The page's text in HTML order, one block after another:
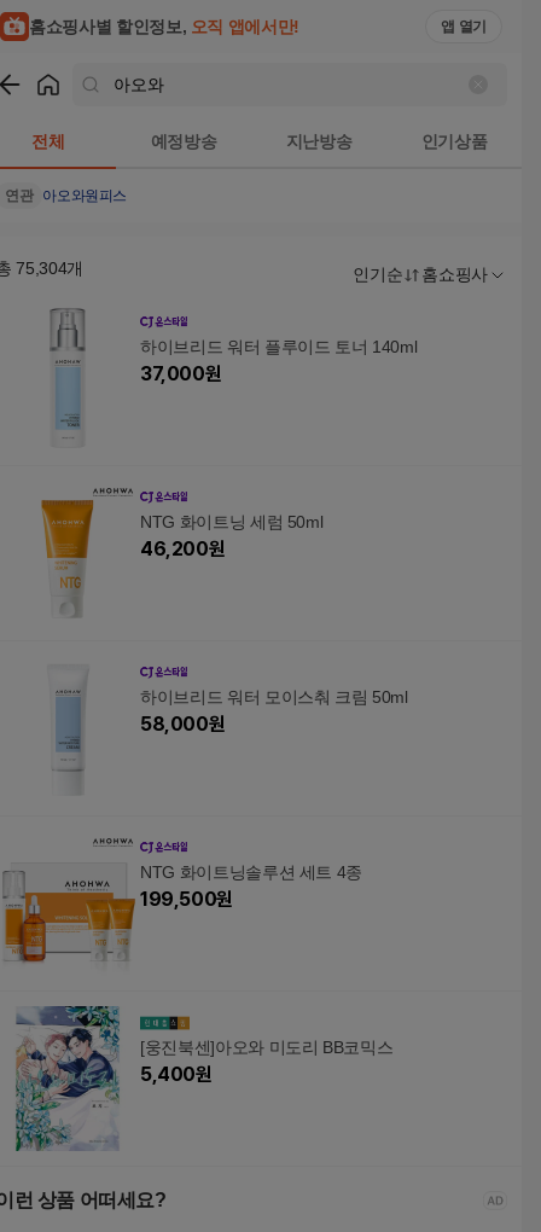
홈쇼핑사별 할인정보, 오직 앱에서만! 앱 열기
전체 예정방송 지난방송 인기상품
연관 아오와원피스
75,304개 인기순 홈쇼핑사
하이브리드 워터 플루이드 토너 140ml
37,000원
NTG 화이트닝 세럼 50ml
46,200원
하이브리드 워터 모이스춰 크림 50ml
58,000원
NTG 화이트닝솔루션 세트 4종
199,500원
[웅진북센]아오와 미도리 BB코믹스
5,400원
런 상품 어떠세요?